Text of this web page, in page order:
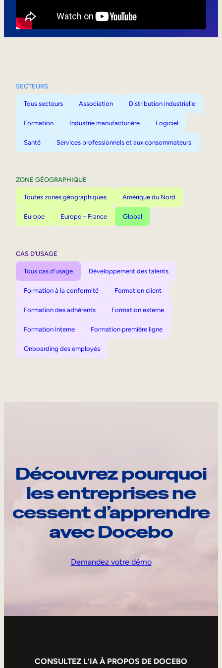
SECTEURS
Tous secteurs Association Distribution industrielle
Formation Industrie manufacturière Logiciel
Santé Services professionnels et aux consommateurs
ZONE GÉOGRAPHIQUE
Toutes zones géographiques Amérique du Nord
Europe Europe – France Global
CAS D’USAGE
Tous cas d'usage Développement des talents
Formation à la conformité Formation client
Formation des adhérents Formation externe
Formation interne Formation première ligne
Onboarding des employés
Découvrez pourquoi
les entreprises ne
cessent d’apprendre
avec Docebo
Demandez votre démo
CONSULTEZ L’IA À PROPOS DE DOCEBO